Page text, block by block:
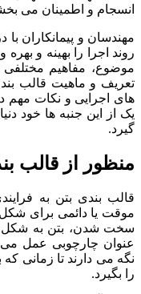
انسجام و اطمینان می
مهندسان و پیمانکاران
روند اجرا را بهینه و
موضوع، مفاهیم
تعریف و ماهیت قالب
های اجرایی و نکات
یک از این جنبه ها خود
گیرد.
منظور از قالب
قالب بندی بتن به
موقت یا دائمی برای شکل
سخت شدن، بتن به شکل و
عنوان چارچوبی عمل می
نگه می دارند تا زمانی
را بگیرد.